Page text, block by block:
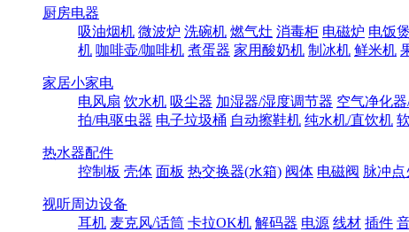
厨房电器
吸油烟机 微波炉 洗碗机 燃气灶 消毒柜 电磁炉 电饭
机 咖啡壶/咖啡机 煮蛋器 家用酸奶机 制冰机 鲜米机
家居小家电
电风扇 饮水机 吸尘器 加湿器/湿度调节器 空气净化
拍/电驱虫器 电子垃圾桶 自动擦鞋机 纯水机/直饮机
热水器配件
控制板 壳体 面板 热交换器(水箱) 阀体 电磁阀 脉冲点
视听周边设备
耳机 麦克风/话筒 卡拉OK机 解码器 电源 线材 插件